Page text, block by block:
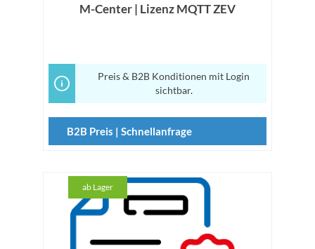
M-Center | Lizenz MQTT ZEV
Preis & B2B Konditionen mit Login
sichtbar.
B2B Preis | Schnellanfrage
ab Lager